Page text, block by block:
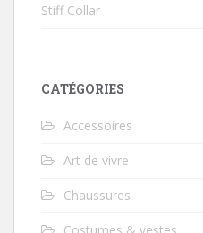
Stiff Collar
CATÉGORIES
Accessoires
Art de vivre
Chaussures